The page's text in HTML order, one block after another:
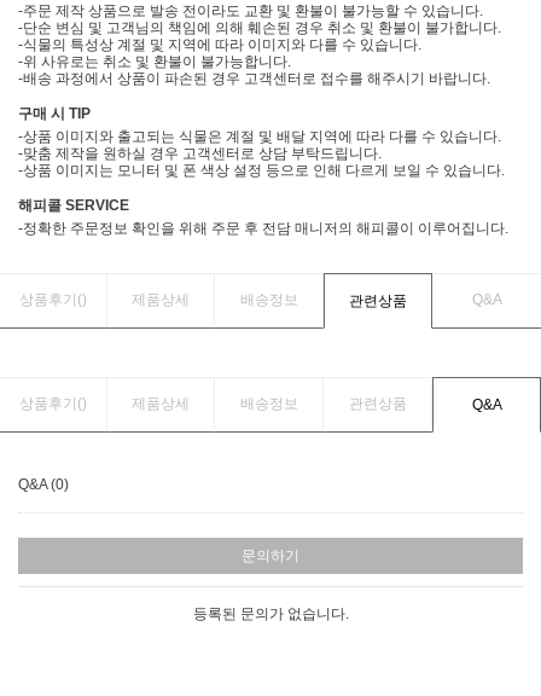
-주문 제작 상품으로 발송 전이라도 교환 및 환불이 불가능할 수 있습니다.
-단순 변심 및 고객님의 책임에 의해 훼손된 경우 취소 및 환불이 불가합니다.
-식물의 특성상 계절 및 지역에 따라 이미지와 다를 수 있습니다.
-위 사유로는 취소 및 환불이 불가능합니다.
-배송 과정에서 상품이 파손된 경우 고객센터로 접수를 해주시기 바랍니다.
구매 시 TIP
-상품 이미지와 출고되는 식물은 계절 및 배달 지역에 따라 다를 수 있습니다.
-맞춤 제작을 원하실 경우 고객센터로 상담 부탁드립니다.
-상품 이미지는 모니터 및 폰 색상 설정 등으로 인해 다르게 보일 수 있습니다.
해피콜 SERVICE
-정확한 주문정보 확인을 위해 주문 후 전담 매니저의 해피콜이 이루어집니다.
상품후기() 제품상세 배송정보 관련상품 Q&A
상품후기() 제품상세 배송정보 관련상품 Q&A
Q&A (0)
문의하기
등록된 문의가 없습니다.